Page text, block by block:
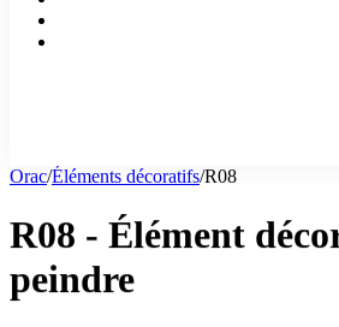
Orac/Éléments décoratifs/R08
R08 - Élément
peindre